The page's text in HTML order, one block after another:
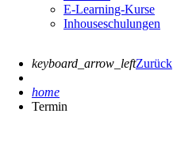
E-Learning-Kurse
Inhouseschulungen
keyboard_arrow_leftZurück
home
Termin